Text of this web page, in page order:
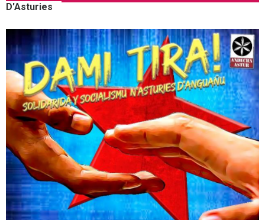
D'Asturies